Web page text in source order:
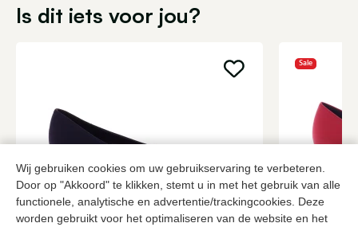
Wij gebruiken cookies om uw gebruikservaring te verbeteren.
Door op "Akkoord" te klikken, stemt u in met het gebruik van alle
functionele, analytische en advertentie/trackingcookies. Deze
worden gebruikt voor het optimaliseren van de website en het
Is dit iets voor jou?
Sale